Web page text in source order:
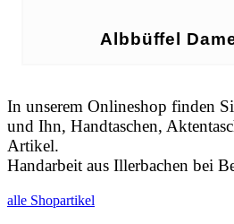
Albbüffel
In unserem Onlineshop finden
und Ihn, Handtaschen,
Artikel.
Handarbeit aus Illerbachen bei
alle Shopartikel